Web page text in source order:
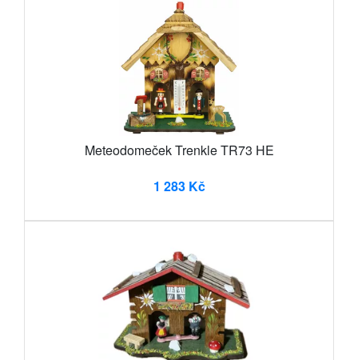
Meteodomeček Trenkle TR73 HE
1 283 Kč